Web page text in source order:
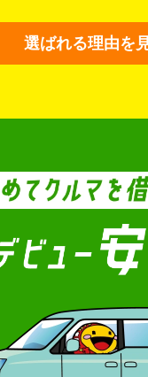
選ばれる理由を